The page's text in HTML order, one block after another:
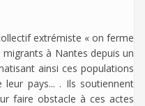
extrémiste « on ferme
migrants à Nantes depuis un
ainsi ces populations
leur pays... . Ils soutiennent
faire obstacle à ces actes